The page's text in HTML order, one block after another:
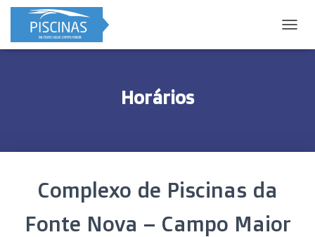
L
A
Horários
Complexo de Piscinas da
Fonte Nova – Campo Maior